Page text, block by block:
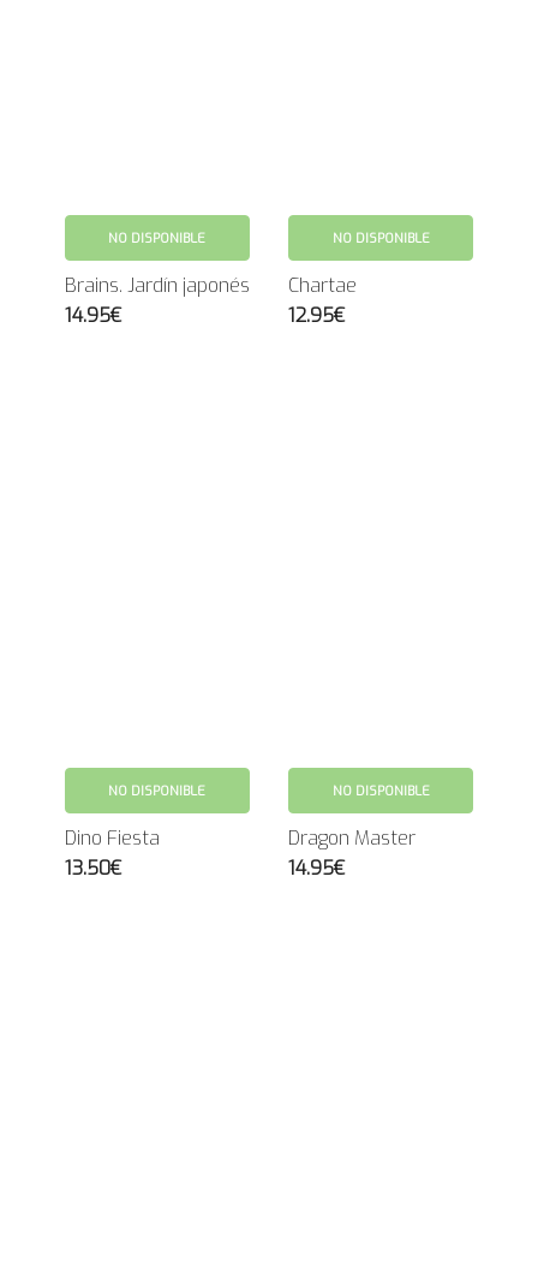
NO DISPONIBLE
Brains. Jardín japonés
14.95€
NO DISPONIBLE
Chartae
12.95€
NO DISPONIBLE
Dino Fiesta
13.50€
NO DISPONIBLE
Dragon Master
14.95€